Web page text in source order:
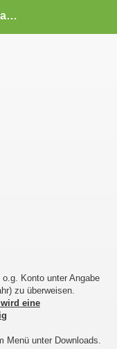
HSG TH Leipzig - Badminton
Konto unter Angabe
zu überweisen.
eine
Menü unter Downloads.